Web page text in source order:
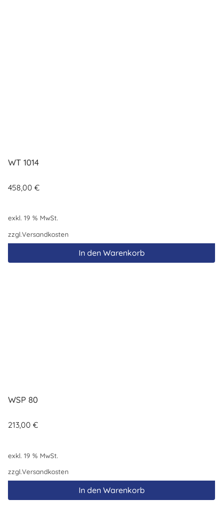
WT 1014
458,00 €
exkl. 19 % MwSt.
zzgl.Versandkosten
In den Warenkorb
WSP 80
213,00 €
exkl. 19 % MwSt.
zzgl.Versandkosten
In den Warenkorb